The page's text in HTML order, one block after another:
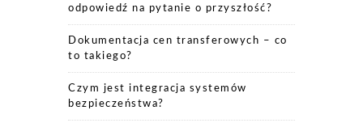
odpowiedź na pytanie o przyszłość?
Dokumentacja cen transferowych – co
to takiego?
Czym jest integracja systemów
bezpieczeństwa?